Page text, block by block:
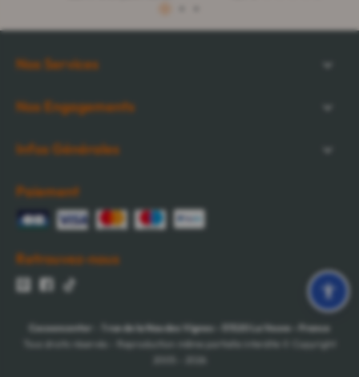
Nos Services
Nos Engagements
Infos Générales
Paiement
Retrouvez-nous
Cocooncenter 1 rue de la Nau des Vignes La Veuve
France
Tous droits réservés - Reproduction même partielle interdite © Copyright